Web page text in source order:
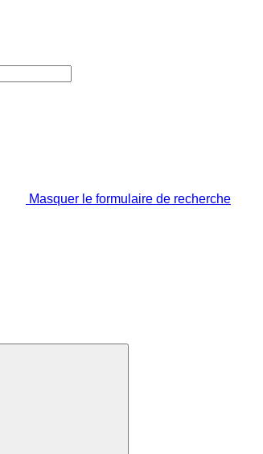
Masquer le formulaire de recherche